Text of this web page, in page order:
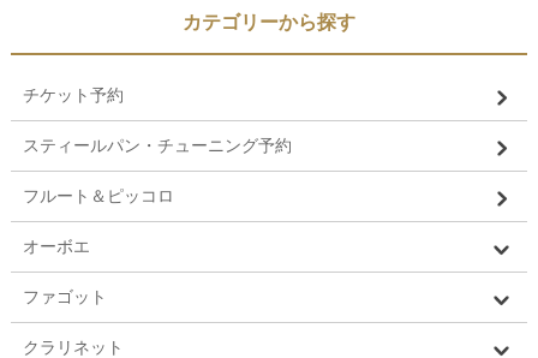
カテゴリーから探す
チケット予約
スティールパン・チューニング予約
フルート＆ピッコロ
オーボエ
ファゴット
クラリネット